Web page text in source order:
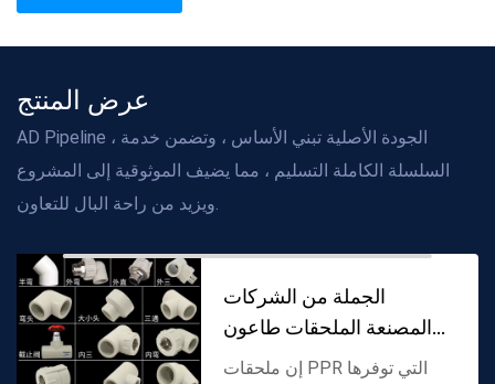
عرض المنتج
AD Pipeline ، الجودة الأصلية تبني الأساس ، وتضمن خدمة
السلسلة الكاملة التسليم ، مما يضيف الموثوقية إلى المشروع
ويزيد من راحة البال للتعاون.
الجملة من الشركات
المصنعة الملحقات طاعون
المجترات الصغيرة ،
إن ملحقات PPR التي توفرها